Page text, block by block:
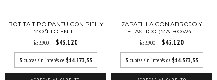
BOTITA TIPO PANTU CON PIEL Y
MOÑITO EN T...
$53.900
$43.120
3 cuotas sin interés de $14.373,33
ZAPATILLA CON ABROJO Y
ELASTICO (MA-BOW4...
$53.900
$43.120
3 cuotas sin interés de $14.373,33